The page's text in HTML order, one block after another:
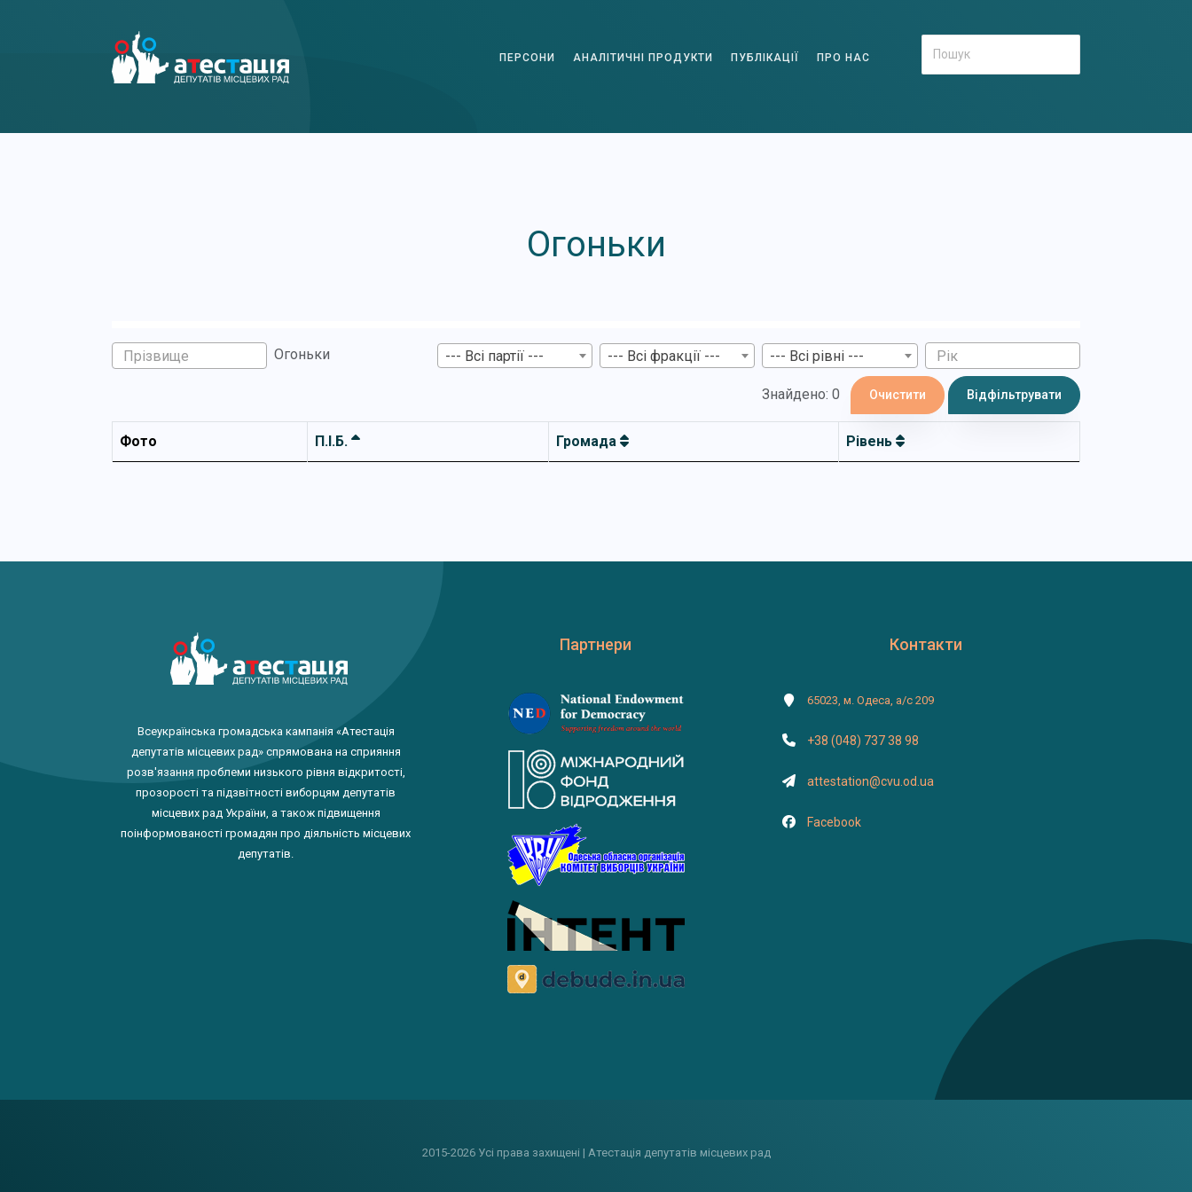
ПЕРСОНИ АНАЛІТИЧНІ ПРОДУКТИ ПУБЛІКАЦІЇ ПРО НАС
Огоньки
Огоньки --- Всі партії --- --- Всі фракції --- --- Всі рівні ---
Знайдено: 0 Очистити Відфільтрувати
Фото П.І.Б. Громада Рівень
Всеукраїнська громадська кампанія «Атестація
депутатів місцевих рад» спрямована на сприяння
розв'язання проблеми низького рівня відкритості,
прозорості та підзвітності виборцям депутатів
місцевих рад України, а також підвищення
поінформованості громадян про діяльність місцевих
депутатів.
Партнери Контакти
65023, м. Одеса, а/с 209
+38 (048) 737 38 98
attestation@cvu.od.ua
Facebook
2015-2026 Усі права захищені | Атестація депутатів місцевих рад